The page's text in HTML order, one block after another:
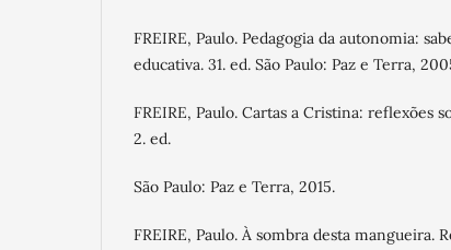
FREIRE, Paulo. Pedagogia da autonomia:
educativa. 31. ed. São Paulo: Paz e Terra,
FREIRE, Paulo. Cartas a Cristina: reflexões
2. ed.
São Paulo: Paz e Terra, 2015.
FREIRE, Paulo. À sombra desta mangueira.